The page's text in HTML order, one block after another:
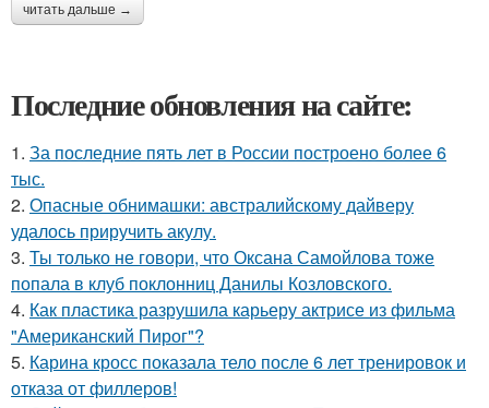
читать дальше →
Последние обновления на сайте:
1. За последние пять лет в России построено более 6
тыс.
2. Опасные обнимашки: австралийскому дайверу
удалось приручить акулу.
3. Ты только не говори, что Оксана Самойлова тоже
попала в клуб поклонниц Данилы Козловского.
4. Как пластика разрушила карьеру актрисе из фильма
"Американский Пирог"?
5. Карина кросс показала тело после 6 лет тренировок и
отказа от филлеров!